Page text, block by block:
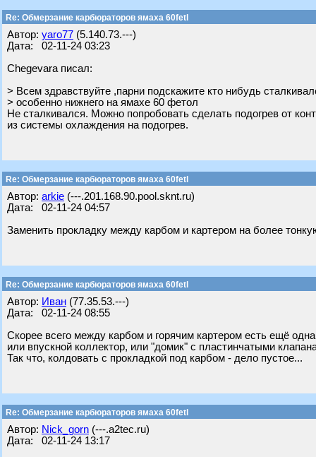
Re: Обмерзание карбюраторов ямаха 60fetl
Автор: yaro77 (5.140.73.---)
Дата: 02-11-24 03:23
Chegevara писал:
> Всем здравствуйте ,парни подскажите кто нибудь
> особенно нижнего на ямахе 60 фетол
Не сталкивался. Можно попробовать сделать подогрев от
из системы охлаждения на подогрев.
Re: Обмерзание карбюраторов ямаха 60fetl
Автор: arkie (---.201.168.90.pool.sknt.ru)
Дата: 02-11-24 04:57
Заменить прокладку между карбом и картером на более
Re: Обмерзание карбюраторов ямаха 60fetl
Автор: Иван (77.35.53.---)
Дата: 02-11-24 08:55
Скорее всего между карбом и горячим картером есть ещё
или впускной коллектор, или "домик" с пластинчатыми
Так что, колдовать с прокладкой под карбом - дело пустое...
Re: Обмерзание карбюраторов ямаха 60fetl
Автор: Nick_gorn (---.a2tec.ru)
Дата: 02-11-24 13:17